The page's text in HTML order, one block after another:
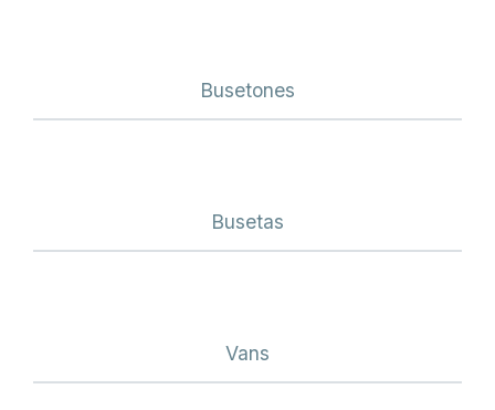
Busetones
Busetas
Vans